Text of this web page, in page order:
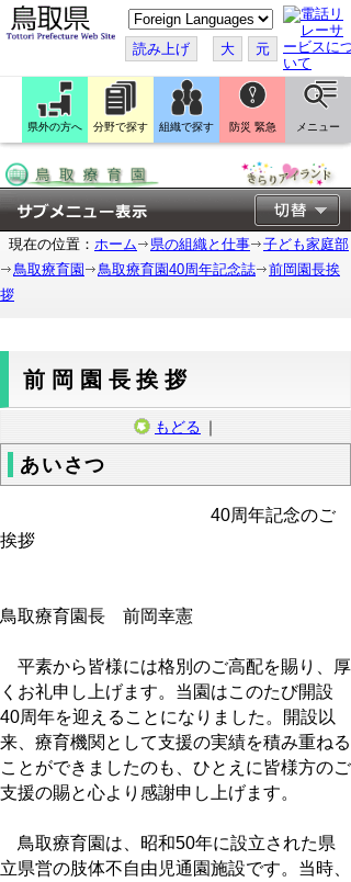
こ
の
ペ
ー
ジ
翻
訳
す
読み上げ 大 元
県外の方へ 分野で探す 組織で探す 防災 緊急 メニュー
現在の位置： ホーム 県の組織と仕事
子ども家庭部
鳥取療育園
鳥取療育園40周年記念誌
前岡園長挨
拶
前岡園長挨拶
もどる ｜
あいさつ
40周年記念のご
挨拶
鳥取療育園長 前岡幸憲
平素から皆様には格別のご高配を賜り、厚
くお礼申し上げます。当園はこのたび開設
40周年を迎えることになりました。開設以
来、療育機関として支援の実績を積み重ねる
ことができましたのも、ひとえに皆様方のご
支援の賜と心より感謝申し上げます。
鳥取療育園は、昭和50年に設立された県
立県営の肢体不自由児通園施設です。当時、